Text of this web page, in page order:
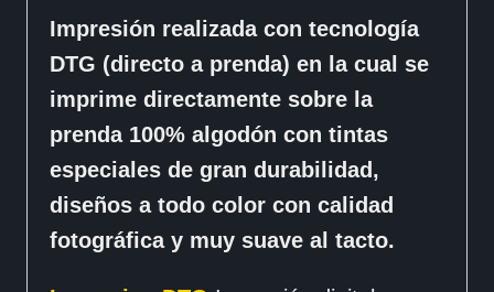
Impresión realizada con tecnología
DTG (directo a prenda) en la cual se
imprime directamente sobre la
prenda 100% algodón con tintas
especiales de gran durabilidad,
diseños a todo color con calidad
fotográfica y muy suave al tacto.